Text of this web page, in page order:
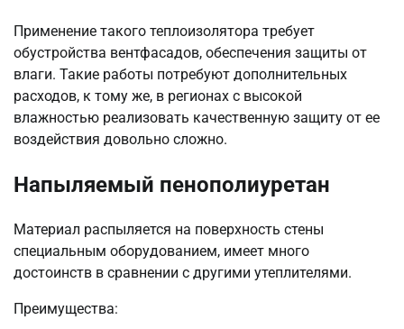
Применение такого теплоизолятора требует
обустройства вентфасадов, обеспечения защиты от
влаги. Такие работы потребуют дополнительных
расходов, к тому же, в регионах с высокой
влажностью реализовать качественную защиту от ее
воздействия довольно сложно.
Напыляемый пенополиуретан
Материал распыляется на поверхность стены
специальным оборудованием, имеет много
достоинств в сравнении с другими утеплителями.
Преимущества: